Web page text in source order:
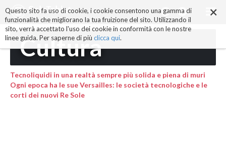
×
Questo sito fa uso di cookie, i cookie consentono una gamma di
funzionalità che migliorano la tua fruizione del sito. Utilizzando il
sito, verrà accettato l'uso dei cookie in conformità con le nostre
linee guida. Per saperne di più clicca qui.
ai
contenuti.
|
alla
navigazione
Cultura
Tecnoliquidi in una realtà sempre più solida e piena di muri
Ogni epoca ha le sue Versailles: le società tecnologiche e le
corti dei nuovi Re Sole